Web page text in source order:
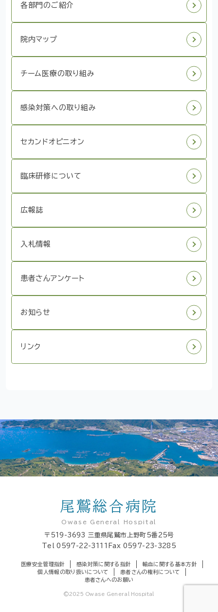
各部門のご紹介
院内マップ
チーム医療の取り組み
感染対策への取り組み
セカンドオピニオン
臨床研修について
広報誌
入札情報
患者さんアンケート
お知らせ
リンク
尾鷲総合病院
Owase General Hospital
〒519-3693
三重県尾鷲市上野町5番25号
Tel
0597-22-3111 Fax 0597-23-3285
医療安全管理指針 感染対策に関する指針
輸血に関する基本方針
個人情報の取り扱いについて
患者さんの権利について
患者さんへのお願い
©2025 Owase General Hospital